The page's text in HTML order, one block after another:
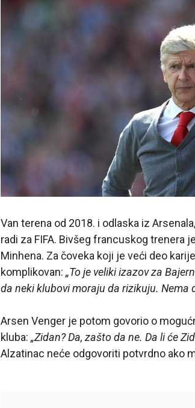
Van terena od 2018. i odlaska iz
radi za FIFA. Bivšeg francuskog trenera
Minhena. Za čoveka koji je veći deo
komplikovan: „To je veliki izazov za
da neki klubovi moraju da rizikuju. Nema
Arsen Venger je potom govorio o
kluba: „Zidan? Da, zašto da ne. Da li će
Alzatinac neće odgovoriti potvrdno ako